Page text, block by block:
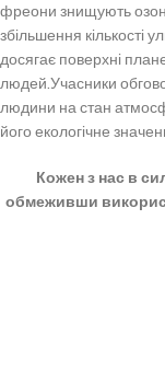
фреони знищують
збільшення кількості
досягає поверхні
людей.Учасники
людини на стан
його екологічне
Кожен з нас в
обмеживши